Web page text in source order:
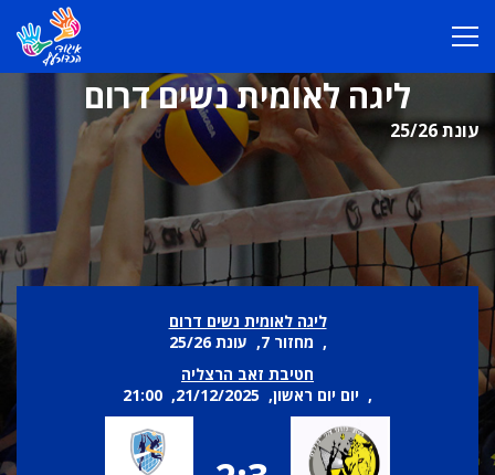
ליגה לאומית נשים דרום
עונת 25/26
ליגה לאומית נשים דרום
, מחזור 7, עונת 25/26
חטיבת זאב הרצליה
, יום יום ראשון, 21/12/2025, 21:00